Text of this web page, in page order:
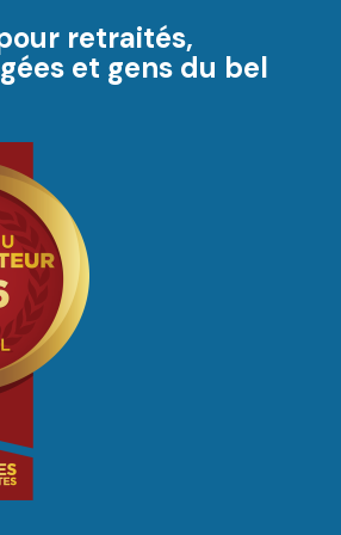
retraités,
et gens du bel